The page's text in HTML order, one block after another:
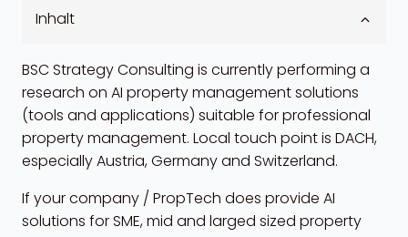
Inhalt
BSC Strategy Consulting is currently performing a
research on AI property management solutions
(tools and applications) suitable for professional
property management. Local touch point is DACH,
especially Austria, Germany and Switzerland.
If your company / PropTech does provide AI
solutions for SME, mid and larged sized property